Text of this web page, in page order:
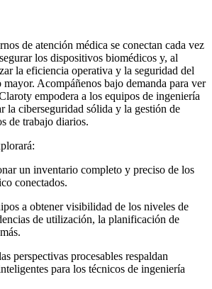
de atención médica se conectan cada vez
los dispositivos biomédicos y, al
la eficiencia operativa y la seguridad del
mayor. Acompáñenos bajo demanda para ver
empodera a los equipos de ingeniería
la ciberseguridad sólida y la gestión de
de trabajo diarios.
un inventario completo y preciso de los
conectados.
a obtener visibilidad de los niveles de
de utilización, la planificación de
perspectivas procesables respaldan
para los técnicos de ingeniería